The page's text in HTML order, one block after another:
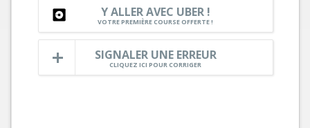
Y ALLER AVEC UBER !
VOTRE PREMIÈRE COURSE OFFERTE !
SIGNALER UNE ERREUR
CLIQUEZ ICI POUR CORRIGER